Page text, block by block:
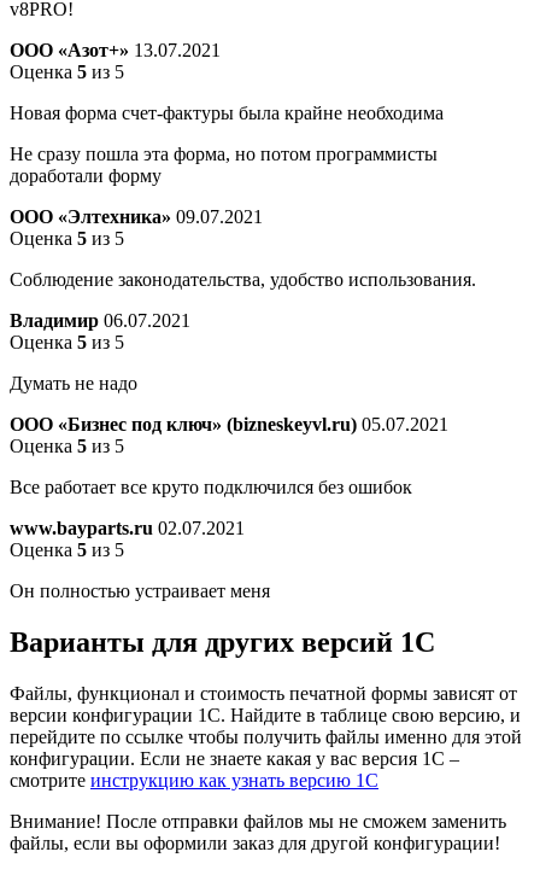
v8PRO!
ООО «Азот+» 13.07.2021
Оценка 5 из 5
Новая форма счет-фактуры была крайне необходима
Не сразу пошла эта форма, но потом программисты
доработали форму
ООО «Элтехника» 09.07.2021
Оценка 5 из 5
Соблюдение законодательства, удобство использования.
Владимир 06.07.2021
Оценка 5 из 5
Думать не надо
ООО «Бизнес под ключ» (bizneskeyvl.ru) 05.07.2021
Оценка 5 из 5
Все работает все круто подключился без ошибок
www.bayparts.ru 02.07.2021
Оценка 5 из 5
Он полностью устраивает меня
Варианты для других версий 1С
Файлы, функционал и стоимость печатной формы зависят от
версии конфигурации 1С. Найдите в таблице свою версию, и
перейдите по ссылке чтобы получить файлы именно для этой
конфигурации. Если не знаете какая у вас версия 1С –
смотрите инструкцию как узнать версию 1С
Внимание! После отправки файлов мы не сможем заменить
файлы, если вы оформили заказ для другой конфигурации!